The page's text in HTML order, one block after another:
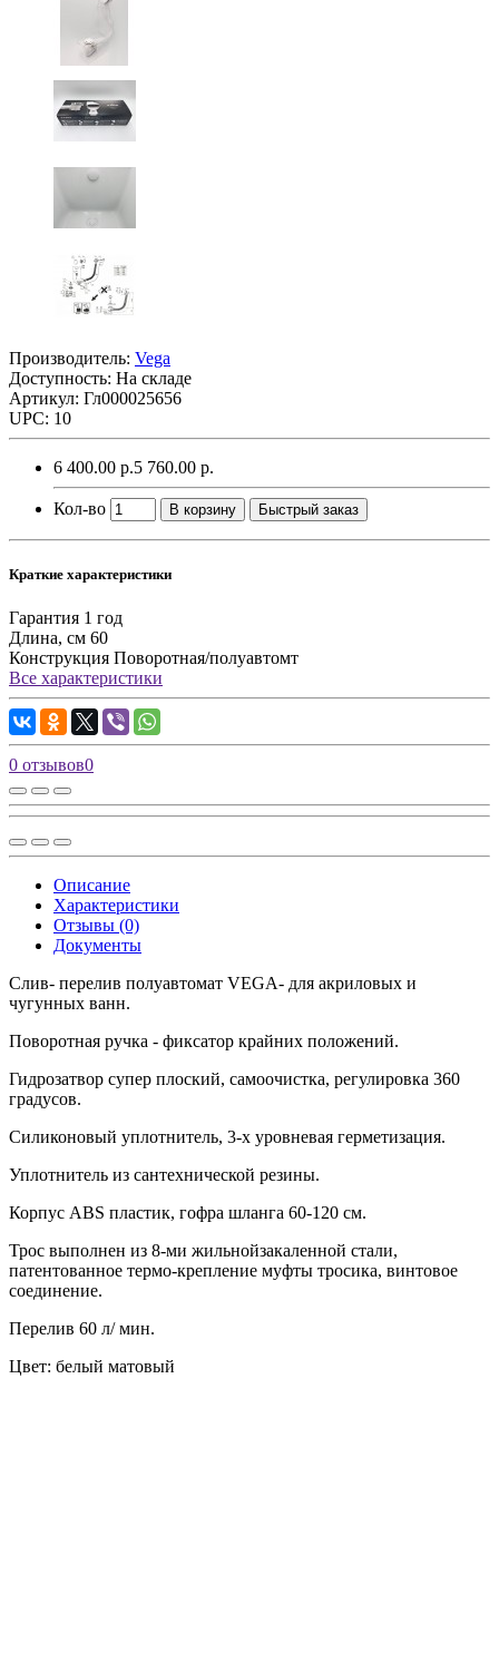
Производитель: Vega
Доступность: На складе
Артикул: Гл000025656
UPC: 10
6 400.00 р.5 760.00 р.
Кол-во В корзину Быстрый заказ
Краткие характеристики
Гарантия 1 год
Длина, см 60
Конструкция Поворотная/полуавтомт
Все характеристики
0 отзывов0
Описание
Характеристики
Отзывы (0)
Документы
Слив- перелив полуавтомат VEGA- для акриловых и
чугунных ванн.
Поворотная ручка - фиксатор крайних положений.
Гидрозатвор супер плоский, самоочистка, регулировка 360
градусов.
Силиконовый уплотнитель, 3-х уровневая герметизация.
Уплотнитель из сантехнической резины.
Корпус ABS пластик, гофра шланга 60-120 см.
Трос выполнен из 8-ми жильнойзакаленной стали,
патентованное термо-крепление муфты тросика, винтовое
соединение.
Перелив 60 л/ мин.
Цвет: белый матовый